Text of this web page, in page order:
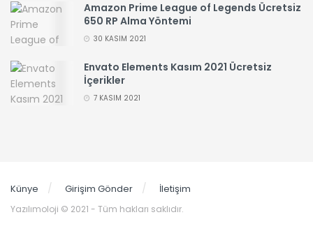
Amazon Prime League of Legends Ücretsiz
650 RP Alma Yöntemi
30 KASIM 2021
Envato Elements Kasım 2021 Ücretsiz
İçerikler
7 KASIM 2021
Künye Girişim Gönder İletişim
Yazılımoloji © 2021 - Tüm hakları saklıdır.